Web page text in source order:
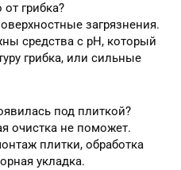
грибка?
загрязнения.
средства с pH, который
грибка, или сильные
под плиткой?
очистка не поможет.
плитки, обработка
укладка.